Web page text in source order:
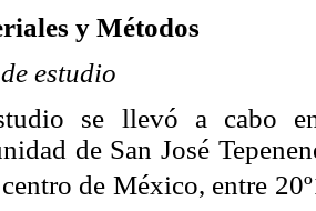
y Métodos
estudio
se llevó a cabo
de San José
de México, entre